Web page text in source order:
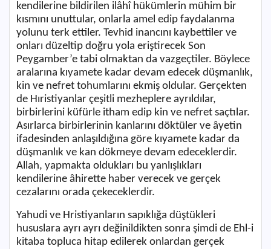
kendilerine bildirilen ilâhî hükümlerin mühim bir
kısmını unuttular, onlarla amel edip faydalanma
yolunu terk ettiler. Tevhid inancını kaybettiler ve
onları düzeltip doğru yola eriştirecek Son
Peygamber’e tabi olmaktan da vazgeçtiler. Böylece
aralarına kıyamete kadar devam edecek düşmanlık,
kin ve nefret tohumlarını ekmiş oldular. Gerçekten
de Hıristiyanlar çeşitli mezheplere ayrıldılar,
birbirlerini küfürle itham edip kin ve nefret saçtılar.
Asırlarca birbirlerinin kanlarını döktüler ve âyetin
ifadesinden anlaşıldığına göre kıyamete kadar da
düşmanlık ve kan dökmeye devam edeceklerdir.
Allah, yapmakta oldukları bu yanlışlıkları
kendilerine âhirette haber verecek ve gerçek
cezalarını orada çekeceklerdir.
Yahudi ve Hristiyanların sapıklığa düştükleri
hususlara ayrı ayrı değinildikten sonra şimdi de Ehl-i
kitaba topluca hitap edilerek onlardan gerçek